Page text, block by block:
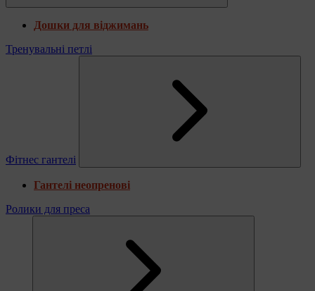
Дошки для віджимань
Тренувальні петлі
Фітнес гантелі
Гантелі неопренові
Ролики для преса